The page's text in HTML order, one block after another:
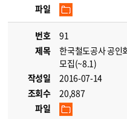
파일
번호
91
제목
한국철도공사 공인
모집(~8.1)
작성일
2016-07-14
조회수
20,887
파일